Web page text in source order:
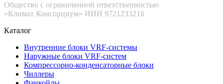
Общество с ограниченной ответственностью
«Климат Консорциум» ИНН 9721233216
Каталог
Внутренние блоки VRF-cистемы
Наружные блоки VRF-cистем
Компрессорно-конденсаторные блоки
Чиллеры